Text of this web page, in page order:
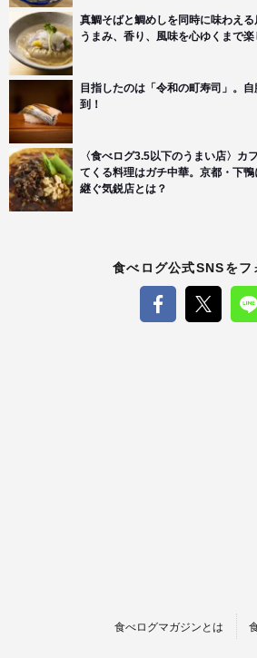
真鯛そばと鯛めしを同時に味わえ
うまみ、香り、風味を心ゆくまで
目指したのは「令和の町寿司」。
到！
〈食べログ3.5以下のうまい店〉カ
てくる料理はガチ中華。京都・下
継ぐ気鋭店とは？
食べログ公式SNSをフ
食べログマガジンとは